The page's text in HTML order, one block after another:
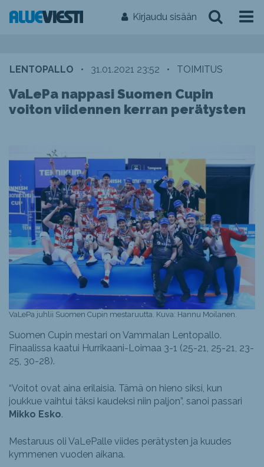
Kirjaudu sisään
LENTOPALLO • 31.01.2021 23:52 • TOIMITUS
VaLePa nappasi Suomen Cupin
voiton viidennen kerran perätysten
VaLePa juhlii Suomen Cupin mestaruutta. Kuva: Hannu Moilanen.
Suomen Cupin mestari on Vammalan Lentopallo.
Finaalissa kaatui Hurrikaani-Loimaa 3-1 (25-21, 25-21, 23-
25, 30-28).
“Voitot ovat aina erilaisia. Tämä on hieno siksi, kun
joukkue vaihtui täksi kaudeksi niin paljon”, sanoi passari
Mikko Esko.
Mestaruus oli VaLePalle viides perätysten ja kuudes
kymmenen vuoden aikana.